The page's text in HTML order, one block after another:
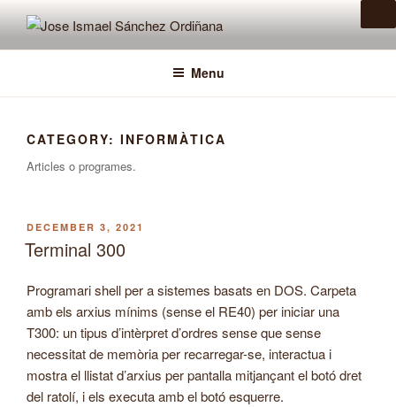
contentJOSE ISMAEL SÁNCHEZ
Pàgina personal EA5IHD
Menu
CATEGORY: INFORMÀTICA
Articles o programes.
POSTED
ON
DECEMBER 3, 2021
Terminal 300
Programari shell per a sistemes basats en DOS. Carpeta
amb els arxius mínims (sense el RE40) per iniciar una
T300: un tipus d’intèrpret d’ordres sense que sense
necessitat de memòria per recarregar-se, interactua i
mostra el llistat d’arxius per pantalla mitjançant el botó dret
del ratolí, i els executa amb el botóesquerre.